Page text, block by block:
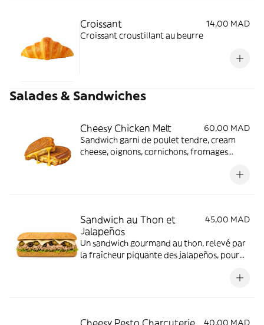
Croissant
14,00 MAD
Croissant croustillant au beurre
Salades & Sandwiches
Cheesy Chicken Melt
60,00 MAD
Sandwich garni de poulet tendre, cream
cheese, oignons, cornichons, fromages
Sandwich au Thon et
Jalapeños
45,00 MAD
Un sandwich gourmand au thon, relevé par
la fraîcheur piquante des jalapeños, pour
Cheesy Pesto Charcuterie
40,00 MAD